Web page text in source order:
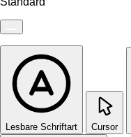
Lesbare Schriftart Cursor